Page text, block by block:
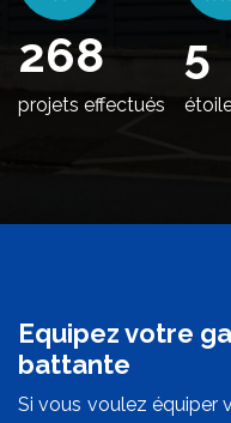
322
projets effectués
5
Equipez votre
battante
Si vous voulez équiper